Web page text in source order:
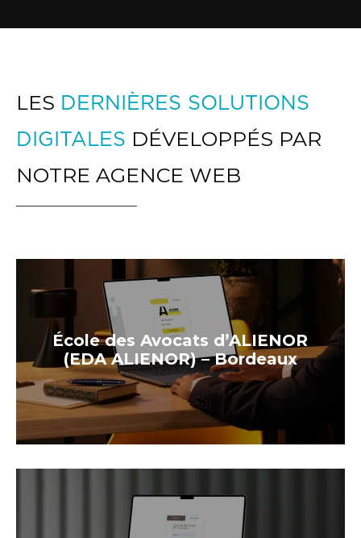
LES DERNIÈRES SOLUTIONS
DIGITALES DÉVELOPPÉS PAR
NOTRE AGENCE WEB
École des Avocats d’ALIENOR
(EDA ALIENOR) – Bordeaux